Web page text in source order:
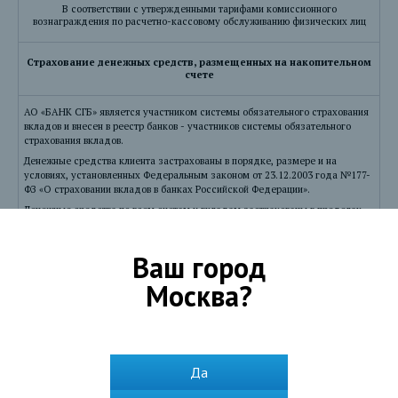
В соответствии с утвержденными тарифами комиссионного
вознаграждения по расчетно-кассовому обслуживанию физических лиц
Страхование денежных средств, размещенных на накопительном
счете
АО «БАНК СГБ» является участником системы обязательного страхования
вкладов и внесен в реестр банков - участников системы обязательного
страхования вкладов.
Денежные средства клиента застрахованы в порядке, размере и на
условиях, установленных Федеральным законом от 23.12.2003 года №177-
ФЗ «О страховании вкладов в банках Российской Федерации».
Денежные средства по всем счетам и вкладам застрахованы в пределах
Подробнее о страховании вкладовВаш город
Москва?
Да